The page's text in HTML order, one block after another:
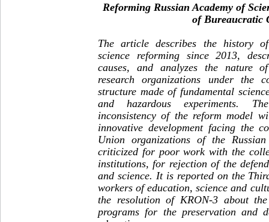
Reforming Russian Academy of
of Bureaucratic
The article describes the history
science reforming since 2013,
causes, and analyzes the nature
research organizations under the
structure made of fundamental
and hazardous experiments.
inconsistency of the reform model
innovative development facing the
Union organizations of the
criticized for poor work with the
institutions, for rejection of the
and science. It is reported on the
workers of education, science and
the resolution of KRON-3 about
programs for the preservation and